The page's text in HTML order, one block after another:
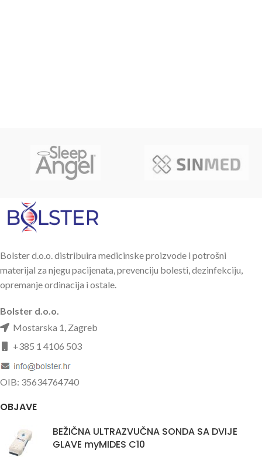
Bolster d.o.o. distribuira medicinske proizvode i potrošni
materijal za njegu pacijenata, prevenciju bolesti, dezinfekciju,
opremanje ordinacija i ostale.
Bolster d.o.o.
Mostarska 1, Zagreb
+385 1 4106 503
OIB: 35634764740
OBJAVE
BEŽIČNA ULTRAZVUČNA SONDA SA DVIJE
GLAVE myMIDES C10